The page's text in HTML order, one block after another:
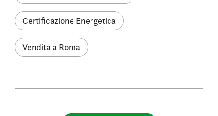
Certificazione Energetica
Vendita a Roma